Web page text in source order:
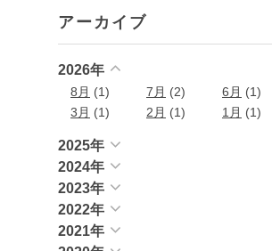
アーカイブ
2026年
8月 (1) 7月 (2) 6月 (1)
3月 (1) 2月 (1) 1月 (1)
2025年
2024年
2023年
2022年
2021年